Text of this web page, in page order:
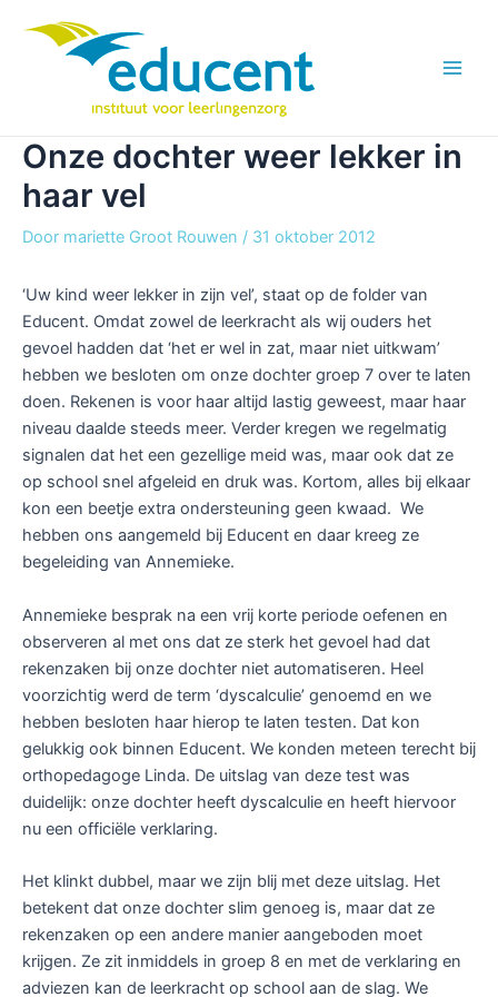
Onze dochter weer lekker in
haar vel
Door mariette Groot Rouwen / 31 oktober 2012
‘Uw kind weer lekker in zijn vel’, staat op de folder van
Educent. Omdat zowel de leerkracht als wij ouders het
gevoel hadden dat ‘het er wel in zat, maar niet uitkwam’
hebben we besloten om onze dochter groep 7 over te laten
doen. Rekenen is voor haar altijd lastig geweest, maar haar
niveau daalde steeds meer. Verder kregen we regelmatig
signalen dat het een gezellige meid was, maar ook dat ze
op school snel afgeleid en druk was. Kortom, alles bij elkaar
kon een beetje extra ondersteuning geen kwaad. We
hebben ons aangemeld bij Educent en daar kreeg ze
begeleiding van Annemieke.
Annemieke besprak na een vrij korte periode oefenen en
observeren al met ons dat ze sterk het gevoel had dat
rekenzaken bij onze dochter niet automatiseren. Heel
voorzichtig werd de term ‘dyscalculie’ genoemd en we
hebben besloten haar hierop te laten testen. Dat kon
gelukkig ook binnen Educent. We konden meteen terecht bij
orthopedagoge Linda. De uitslag van deze test was
duidelijk: onze dochter heeft dyscalculie en heeft hiervoor
nu een officiële verklaring.
Het klinkt dubbel, maar we zijn blij met deze uitslag. Het
betekent dat onze dochter slim genoeg is, maar dat ze
rekenzaken op een andere manier aangeboden moet
krijgen. Ze zit inmiddels in groep 8 en met de verklaring en
adviezen kan de leerkracht op school aan de slag. We